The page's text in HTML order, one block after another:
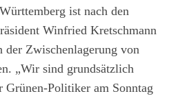
ist nach den
Winfried Kretschmann
der Zwischenlagerung von
„Wir sind grundsätzlich
Grünen-Politiker am Sonntag